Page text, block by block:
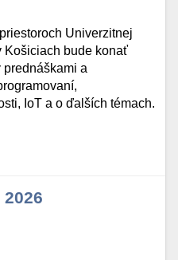
Univerzitnej
Košiciach bude konať
prednáškami a
IoT a o ďalších témach.